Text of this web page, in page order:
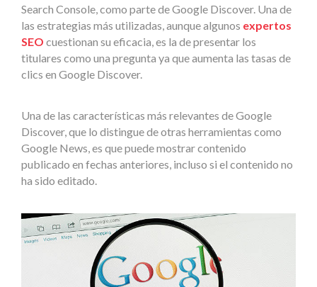
Search Console, como parte de Google Discover. Una de
las estrategias más utilizadas, aunque algunos expertos
SEO cuestionan su eficacia, es la de presentar los
titulares como una pregunta ya que aumenta las tasas de
clics en Google Discover.
Una de las características más relevantes de Google
Discover, que lo distingue de otras herramientas como
Google News, es que puede mostrar contenido
publicado en fechas anteriores, incluso si el contenido no
ha sido editado.